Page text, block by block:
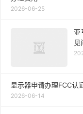
2026-06-25
亚
见
显示器申请办理FCC认
2026-06-14